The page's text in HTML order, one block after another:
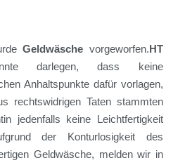
Geldwäsche vorgeworfen.HT
darlegen, dass keine
Anhaltspunkte dafür vorlagen,
rechtswidrigen Taten stammten
jedenfalls keine Leichtfertigkeit
der Konturlosigkeit des
Geldwäsche, melden wir in